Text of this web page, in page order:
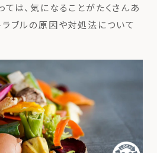
ては、気になることがたくさんあ
ラブルの原因や対処法について